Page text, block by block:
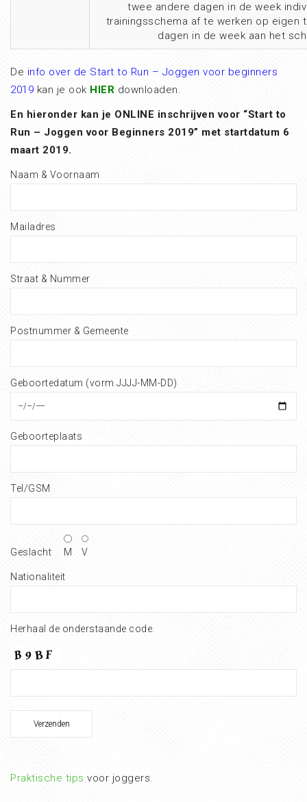
twee andere dagen in de week
trainingsschema af te werken op eigen
dagen in de week aan het
De info over de Start to Run – Joggen voor beginners
2019 kan je ook HIER downloaden.
En hieronder kan je ONLINE inschrijven voor “Start to
Run – Joggen voor Beginners 2019” met startdatum 6
maart 2019.
Naam & Voornaam
Mailadres
Straat & Nummer
Postnummer & Gemeente
Geboortedatum (vorm JJJJ-MM-DD)
Geboorteplaats
Tel/GSM
Geslacht M V
Nationaliteit
Herhaal de onderstaande code.
Praktische tips voor joggers.